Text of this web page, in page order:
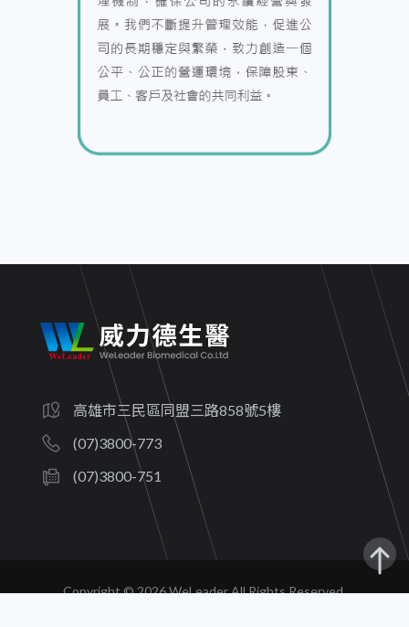
高雄市三民區同盟三路858號5樓
(07)3800-773
(07)3800-751
Copyright ©2026 WeLeader All Rights Reserved.